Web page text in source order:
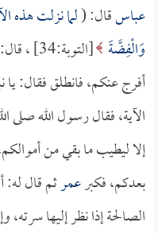
عباسقال: (لما نزلت هذه
وَالْفِضَّةَ [التوبة:34] ، قال: كبر ذلك على المسلمين فقال
أفرج عنكم، فانطلق فقال: يا
الآية، فقال رسول الله صلى
إلا ليطيب ما بقي من
بعدكم، فكبرعمرثم قال له:
الصالحة إذا نظر إليها سرته،